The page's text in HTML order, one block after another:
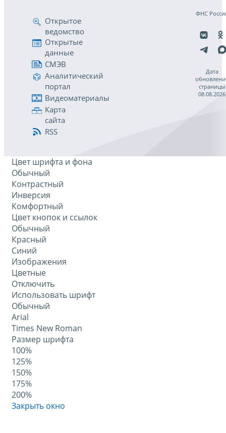
Открытое
ведомство
Открытые
данные
СМЭВ
Аналитический
портал
Видеоматериалы
Карта
сайта
RSS
ФНС
Дата
страницы
08.08.2026
Цвет шрифта и фона
Обычный
Контрастный
Инверсия
Комфортный
Цвет кнопок и ссылок
Обычный
Красный
Синий
Изображения
Цветные
Отключить
Использовать шрифт
Обычный
Arial
Times New Roman
Размер шрифта
100%
125%
150%
175%
200%
Закрыть окно